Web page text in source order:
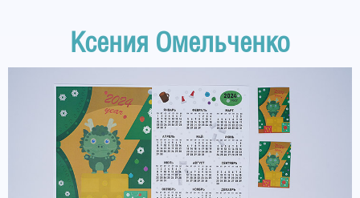
Ксения Омельченко